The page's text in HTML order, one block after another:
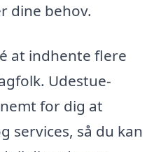
dine behov.
at indhente flere
Udestue-
for dig at
services, så du kan